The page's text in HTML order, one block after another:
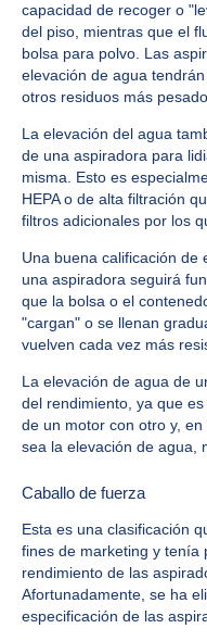
capacidad de recoger o
del piso, mientras que el
bolsa para polvo. Las
elevación de agua
otros residuos más
La elevación del agua
de una aspiradora para
misma. Esto es
HEPA o de alta filtración
filtros adicionales por los
Una buena calificación de
una aspiradora seguirá
que la bolsa o el
"cargan" o se llenan
vuelven cada vez más
La elevación de agua de
del rendimiento, ya que
de un motor con otro y,
sea la elevación de agua,
Caballo de fuerza
Esta es una clasificación
fines de marketing y tenía
rendimiento de las
Afortunadamente, se ha
especificación de las